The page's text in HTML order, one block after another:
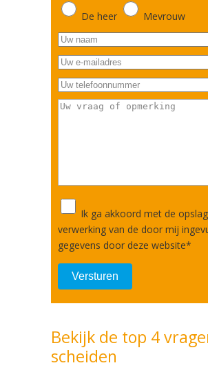
De heer Mevrouw
Ik ga akkoord met de
verwerking van de door mij
gegevens door deze website*
Bekijk de top 4
scheiden